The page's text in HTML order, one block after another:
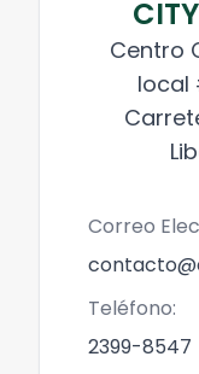
Centro
local
Correo
Teléfono:
2399-8547